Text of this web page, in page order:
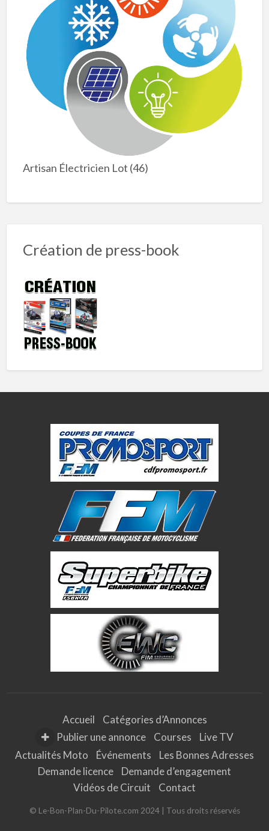
Artisan Électricien Lot (46)
Création de press-book
Accueil
Catégories d’Annonces
Publier une annonce
Courses
Live TV
Actualités Moto
Événements
Les Bonnes Adresses
Demande licence
Demande d’engagement
Vidéos de Circuit
Contact
© Le-Bon-Plan-Du-Pilote.com 2024 | Tous droits réservés